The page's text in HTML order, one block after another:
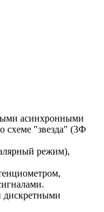
асинхронными
схеме "звезда" (3Ф
режим),
дискретными